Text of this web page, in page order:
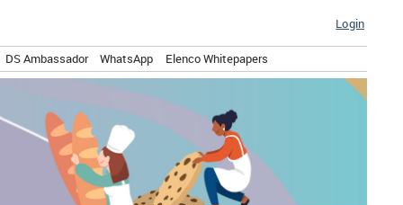
Login
DS Ambassador WhatsApp Elenco Whitepapers